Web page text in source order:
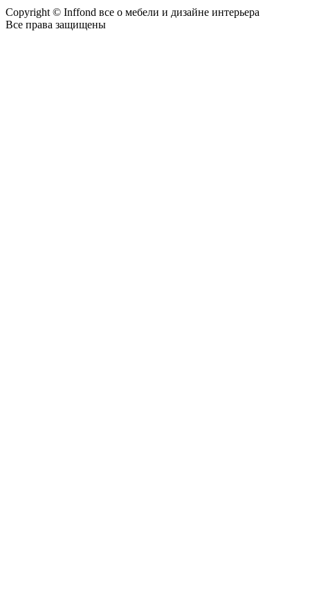
Copyright © Inffond все о мебели и дизайне интерьера
Все права защищены